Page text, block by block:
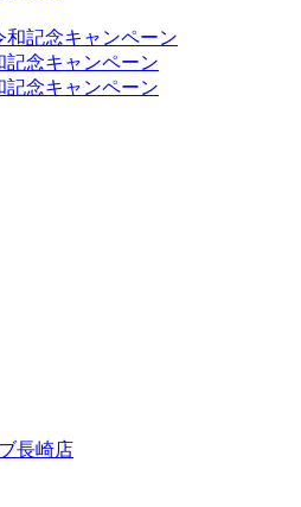
和記念キャンペーン
記念キャンペーン
記念キャンペーン
長崎店